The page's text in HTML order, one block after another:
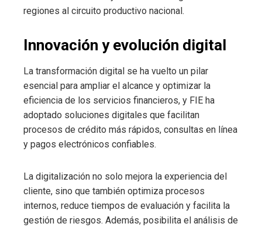
regiones al circuito productivo nacional.
Innovación y evolución digital
La transformación digital se ha vuelto un pilar
esencial para ampliar el alcance y optimizar la
eficiencia de los servicios financieros, y FIE ha
adoptado soluciones digitales que facilitan
procesos de crédito más rápidos, consultas en línea
y pagos electrónicos confiables.
La digitalización no solo mejora la experiencia del
cliente, sino que también optimiza procesos
internos, reduce tiempos de evaluación y facilita la
gestión de riesgos. Además, posibilita el análisis de